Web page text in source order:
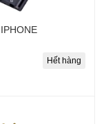
Hết hàng